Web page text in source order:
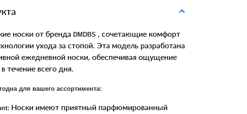
носки от бренда DMDBS , сочетающие комфорт
ухода за стопой. Эта модель разработана
ежедневной носки, обеспечивая ощущение
течение всего дня.
для вашего ассортимента:
Носки имеют приятный парфюмированный